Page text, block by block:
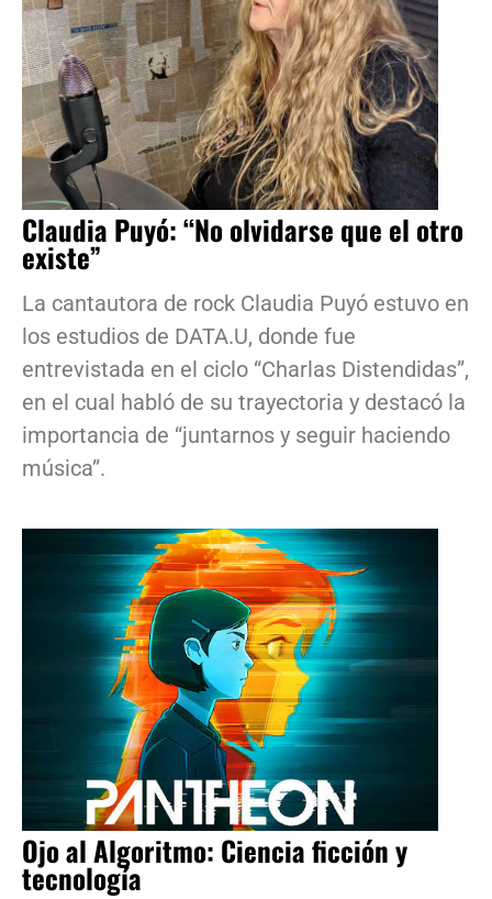
Claudia Puyó: “No olvidarse que el otro
existe”
La cantautora de rock Claudia Puyó estuvo en
los estudios de DATA.U, donde fue
entrevistada en el ciclo “Charlas Distendidas”,
en el cual habló de su trayectoria y destacó la
importancia de “juntarnos y seguir haciendo
música”.
Ojo al Algoritmo: Ciencia ficción y
tecnología